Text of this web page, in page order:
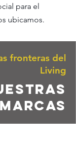
para el
ubicamos.
fronteras del
Living
marcas